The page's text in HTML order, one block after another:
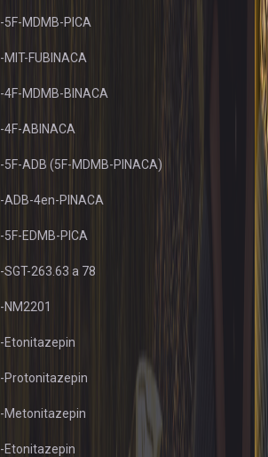
-5F-MDMB-PICA
-MIT-FUBINACA
-4F-MDMB-BINACA
-4F-ABINACA
-5F-ADB (5F-MDMB-PINACA)
-ADB-4en-PINACA
-5F-EDMB-PICA
-SGT-263.63 a 78
-NM2201
-Etonitazepin
-Protonitazepin
-Metonitazepin
-Etonitazepin